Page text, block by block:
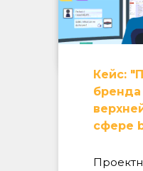
Кейс:
сфере